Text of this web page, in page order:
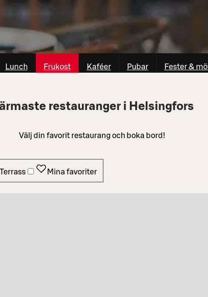
Lunch Frukost Kaféer Pubar Fester &
restauranger i Helsingfors
Välj din favorit restaurang och boka bord!
Terrass Mina favoriter